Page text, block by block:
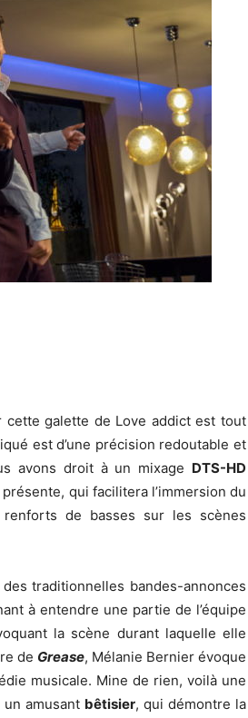
galette de Love addict est tout
est d’une précision redoutable et
avons droit à un mixage DTS-HD
qui facilitera l’immersion du
renforts de basses sur les scènes
traditionnelles bandes-annonces
à entendre une partie de l’équipe
la scène durant laquelle elle
de Grease, Mélanie Bernier évoque
musicale. Mine de rien, voilà une
amusant bêtisier, qui démontre la